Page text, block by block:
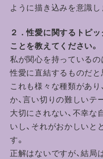
ように描き込みを意識し
２．性愛に関するトピ
ことを教えてください。
私が関心を持っているの
性愛に直結するものだと
これも様々な種類があ
か、言い切りの難しいテ
大切にされない、不幸
いし、それがおかしい
す。
正解はないですが、結